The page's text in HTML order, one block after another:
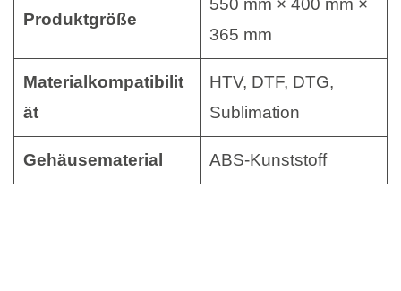
Produktgröße
550 mm × 400 mm ×
365 mm
Materialkompatibilit
ät
HTV, DTF, DTG,
Sublimation
Gehäusematerial ABS-Kunststoff